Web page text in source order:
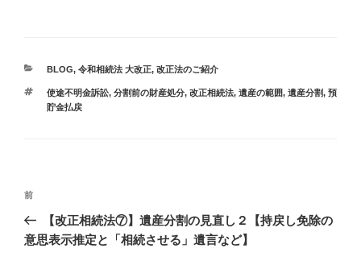
t
e
r
で
ウ
で
開
き
共
す
る
い
(
新
し
カ
ゴ
リ
BLOG, 令和相続法 大改正, 改正法のご紹介
タ
グ
使途不明金訴訟, 分割前の財産処分, 改正相続法, 遺産の範囲, 遺産分割, 預
貯金払戻
投
ナ
過
去
の
前
【改正相続法⑦】遺産分割の見直し２【持戻し免除の
意思表示推定と「相続させる」遺言など】